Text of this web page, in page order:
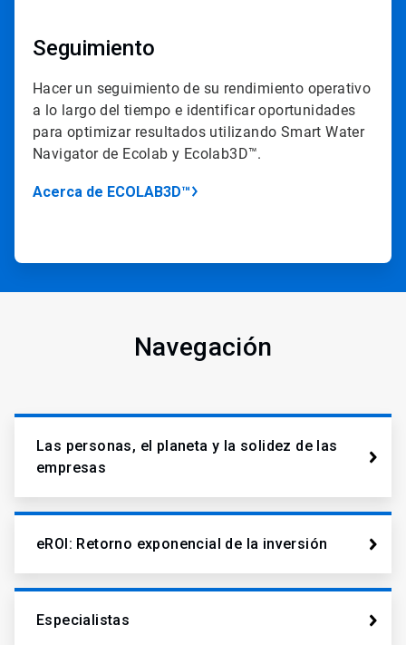
Seguimiento
Hacer un seguimiento de su rendimiento operativo
a lo largo del tiempo e identificar oportunidades
para optimizar resultados utilizando Smart Water
Navigator de Ecolab y Ecolab3D™.
Acerca de ECOLAB3D™
Navegación
Las personas, el planeta y la solidez de las
empresas
eROI: Retorno exponencial de la inversión
Especialistas